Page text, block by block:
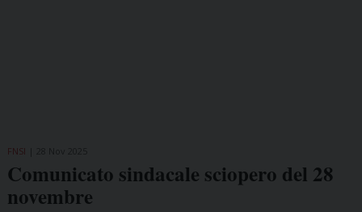
FNSI
Comunicato sindacale sciopero del 28
novembre